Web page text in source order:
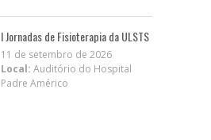
I Jornadas de Fisioterapia da ULSTS
11 de setembro de 2026
Local: Auditório do Hospital
Padre Américo